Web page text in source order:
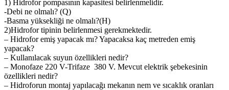
1) Hidrofor pompasının kapasitesi belirlenmelidir.
-Debi ne olmalı? (Q)
-Basma yüksekliği ne olmalı?(H)
2)Hidrofor tipinin belirlenmesi gerekmektedir.
– Hidrofor emiş yapacak mı? Yapacaksa kaç metreden emiş
yapacak?
– Kullanılacak suyun özellikleri nedir?
– Monofaze 220 V-Trifaze 380 V. Mevcut elektrik şebekesinin
özellikleri nedir?
– Hidroforun montaj yapılacağı mekanın nem ve sıcaklık oranları